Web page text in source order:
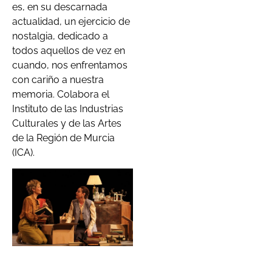
es, en su descarnada
actualidad, un ejercicio de
nostalgia, dedicado a
todos aquellos de vez en
cuando, nos enfrentamos
con cariño a nuestra
memoria. Colabora el
Instituto de las Industrias
Culturales y de las Artes
de la Región de Murcia
(ICA).